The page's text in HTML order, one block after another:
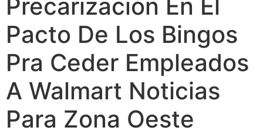
Precarización En El
Pacto De Los Bingos
Pra Ceder Empleados
A Walmart Noticias
Para Zona Oeste